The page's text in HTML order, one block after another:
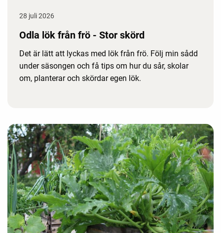
28 juli 2026
Odla lök från frö - Stor skörd
Det är lätt att lyckas med lök från frö. Följ min sådd
under säsongen och få tips om hur du sår, skolar
om, planterar och skördar egen lök.